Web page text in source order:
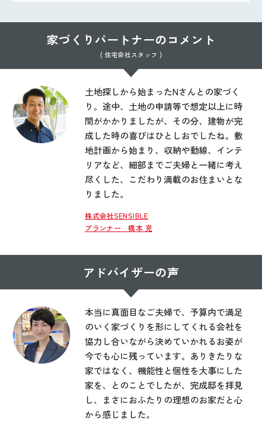
家づくりパートナーのコメント
( 住宅会社スタッフ )
土地探しから始まったNさんとの家づく
り。途中、土地の申請等で想定以上に時
間がかかりましたが、その分、建物が完
成した時の喜びはひとしおでしたね。敷
地計画から始まり、収納や動線、インテ
リアなど、細部までご夫婦と一緒に考え
尽くした、こだわり満載のお住まいとな
りました。
株式会社SENSIBLE
プランナー 橋本 充
アドバイザーの声
本当に真面目なご夫婦で、予算内で満足
のいく家づくりを形にしてくれる会社を
協力し合いながら決めていかれるお姿が
今でも心に残っています。ありきたりな
家ではなく、機能性と個性を大事にした
家を、とのことでしたが、完成邸を拝見
し、まさにおふたりの理想のお家だと心
から感じました。